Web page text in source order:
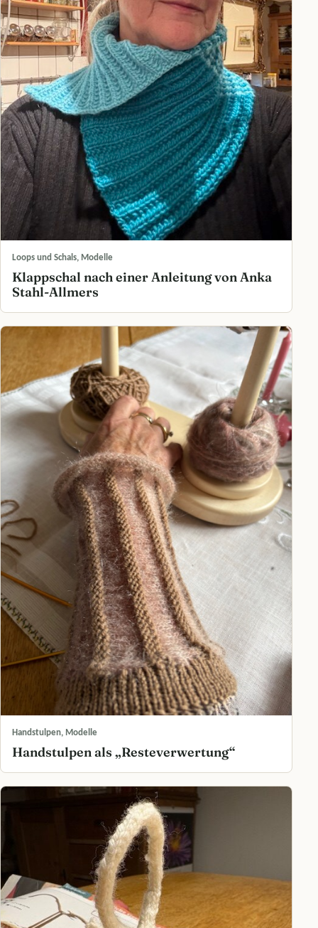
Loops und Schals, Modelle
Klappschal nach einer Anleitung von Anka
Stahl-Allmers
Handstulpen, Modelle
Handstulpen als „Resteverwertung“